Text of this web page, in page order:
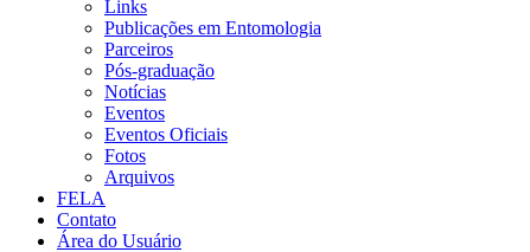
Links
Publicações em Entomologia
Parceiros
Pós-graduação
Notícias
Eventos
Eventos Oficiais
Fotos
Arquivos
FELA
Contato
Área do Usuário